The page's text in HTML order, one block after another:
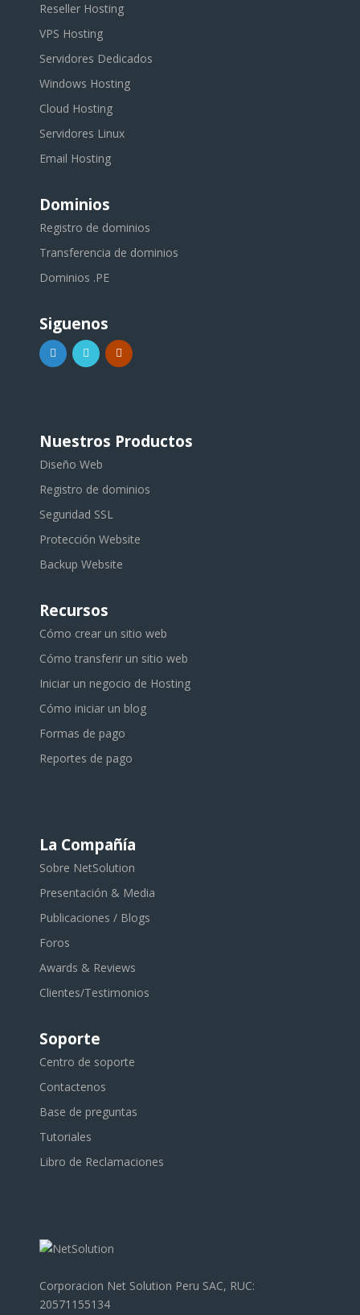
Reseller Hosting
VPS Hosting
Servidores Dedicados
Windows Hosting
Cloud Hosting
Servidores Linux
Email Hosting
Dominios
Registro de dominios
Transferencia de dominios
Dominios .PE
Siguenos
Nuestros Productos
Diseño Web
Registro de dominios
Seguridad SSL
Protección Website
Backup Website
Recursos
Cómo crear un sitio web
Cómo transferir un sitio web
Iniciar un negocio de Hosting
Cómo iniciar un blog
Formas de pago
Reportes de pago
La Compañía
Sobre NetSolution
Presentación & Media
Publicaciones / Blogs
Foros
Awards & Reviews
Clientes/Testimonios
Soporte
Centro de soporte
Contactenos
Base de preguntas
Tutoriales
Libro de Reclamaciones
Corporacion Net Solution Peru SAC, RUC:
20571155134